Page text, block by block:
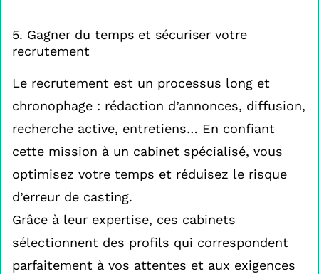
5. Gagner du temps et sécuriser votre
recrutement
Le recrutement est un processus long et
chronophage : rédaction d’annonces, diffusion,
recherche active, entretiens… En confiant
cette mission à un cabinet spécialisé, vous
optimisez votre temps et réduisez le risque
d’erreur de casting.
Grâce à leur expertise, ces cabinets
sélectionnent des profils qui correspondent
parfaitement à vos attentes et aux exigences